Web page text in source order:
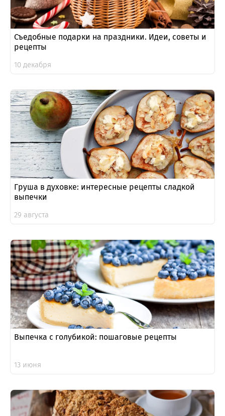
Съедобные подарки на праздники. Идеи, советы и
рецепты
10 декабря
Груша в духовке: интересные рецепты сладкой
выпечки
29 августа
Выпечка с голубикой: пошаговые рецепты
13 июня